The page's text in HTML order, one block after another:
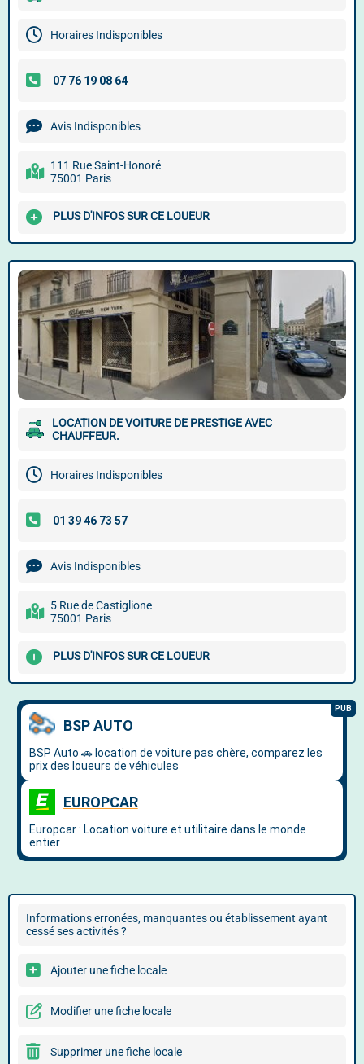
Horaires Indisponibles
Avis Indisponibles
111 Rue Saint-Honoré
75001 Paris
PLUS D'INFOS SUR CE LOUEUR
LOCATION DE VOITURE DE PRESTIGE AVEC
CHAUFFEUR.
Horaires Indisponibles
Avis Indisponibles
5 Rue de Castiglione
75001 Paris
PLUS D'INFOS SUR CE LOUEUR
Informations erronées, manquantes ou établissement ayant
cessé ses activités ?
Ajouter une fiche locale
Modifier une fiche locale
Supprimer une fiche locale